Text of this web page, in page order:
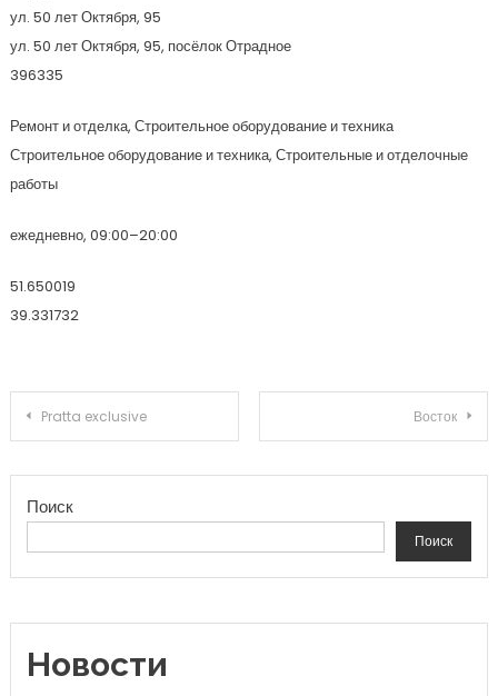
ул. 50 лет Октября, 95
ул. 50 лет Октября, 95, посёлок Отрадное
396335
Ремонт и отделка, Строительное оборудование и техника
Строительное оборудование и техника, Строительные и отделочные
работы
ежедневно, 09:00–20:00
51.650019
39.331732
Навигация по записям
Pratta exclusive Восток
Поиск
Поиск
Новости